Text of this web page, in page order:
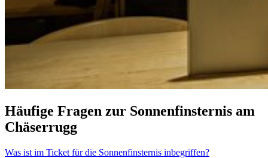
Häufige Fragen zur Sonnenfinsternis am
Chäserrugg
Was ist im Ticket für die Sonnenfinsternis inbegriffen?